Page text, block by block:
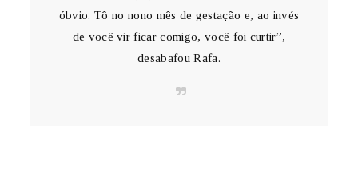
óbvio. Tô no nono mês de gestação e, ao invés
de você vir ficar comigo, você foi curtir”,
desabafou Rafa.